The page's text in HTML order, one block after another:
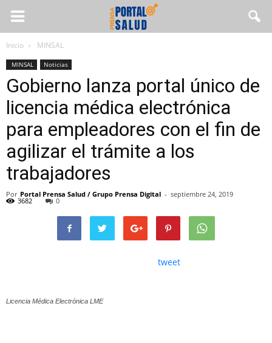
Inicio MINSAL
MINSAL Noticias
Gobierno lanza portal único de
licencia médica electrónica
para empleadores con el fin de
agilizar el trámite a los
trabajadores
Por Portal Prensa Salud / Grupo Prensa Digital - septiembre 24, 2019
3682 0
tweet
Licencia Médica Electrónica LME